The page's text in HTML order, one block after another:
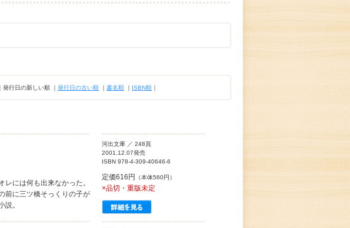
｜発行日の新しい順 ｜ 発行日の古い順 ｜ 書名順 ｜ ISBN順 ｜
には何も出来なかった。
前に三ツ橋そっくりの子が
。
河出文庫 ／ 248頁
2001.12.07発売
ISBN 978-4-309-40646-6
定価616円 （本体560円）
×品切・重版未定